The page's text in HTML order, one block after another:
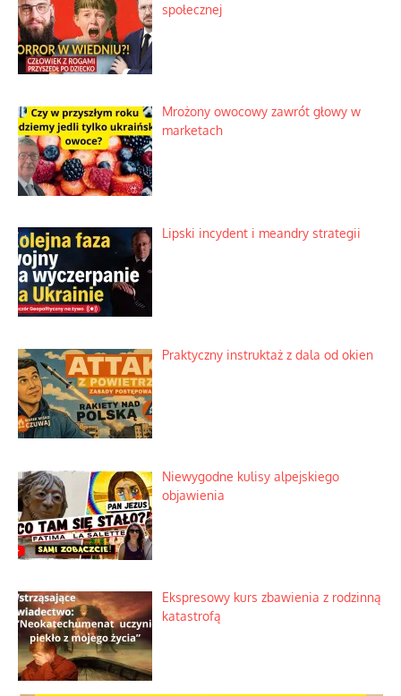
społecznej
Mrożony owocowy zawrót głowy w
marketach
Lipski incydent i meandry strategii
Praktyczny instruktaż z dala od okien
Niewygodne kulisy alpejskiego
objawienia
Ekspresowy kurs zbawienia z rodzinną
katastrofą